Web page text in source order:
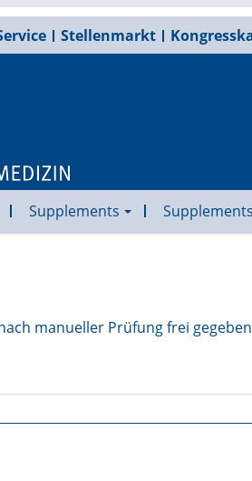
Stellenmarkt
Supplements
manueller Prüfung frei